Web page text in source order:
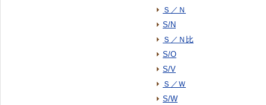
Ｓ／Ｎ
S/N
Ｓ／Ｎ比
S/O
S/V
Ｓ／Ｗ
S/W